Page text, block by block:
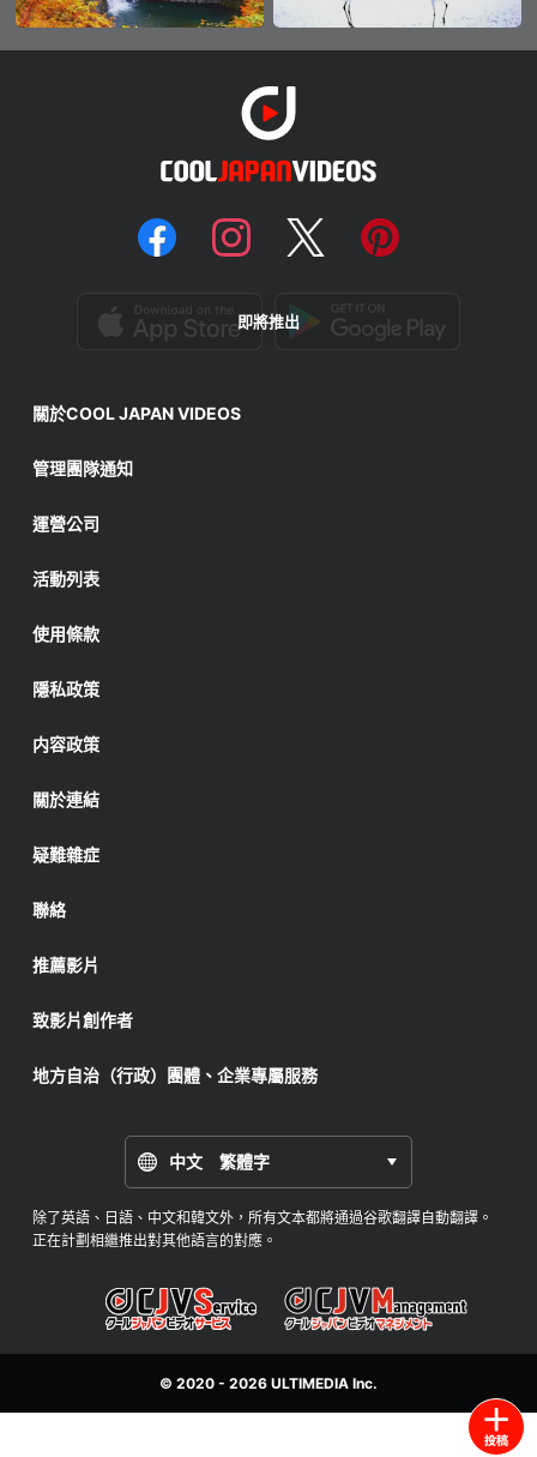
即將推出
關於COOL JAPAN VIDEOS
管理團隊通知
運營公司
活動列表
使用條款
隱私政策
内容政策
關於連結
疑難雜症
聯絡
推薦影片
致影片創作者
地方自治（行政）團體、企業專屬服務
中文 繁體字
除了英語、日語、中文和韓文外，所有文本都將通過谷歌翻譯自動翻譯。
正在計劃相繼推出對其他語言的對應。
© 2020 - 2026 ULTIMEDIA Inc.